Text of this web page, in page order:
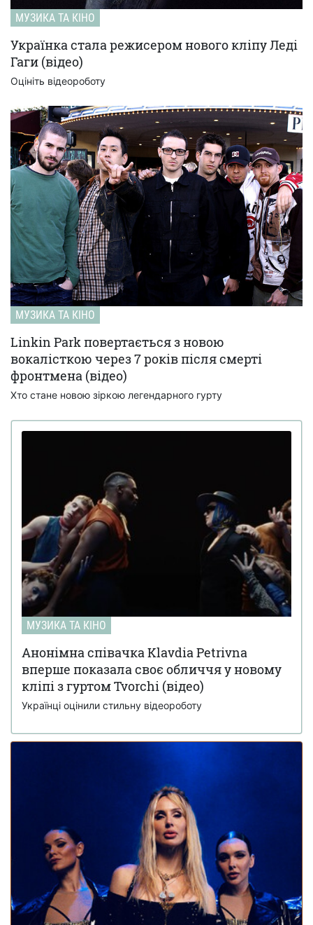
МУЗИКА ТА КІНО
Українка стала режисером нового кліпу Леді
Гаги (відео)
Оцініть відеороботу
МУЗИКА ТА КІНО
Linkin Park повертається з новою
вокалісткою через 7 років після смерті
фронтмена (відео)
Хто стане новою зіркою легендарного гурту
МУЗИКА ТА КІНО
Анонімна співачка Klavdia Petrivna
вперше показала своє обличчя у новому
кліпі з гуртом Tvorchi (відео)
Українці оцінили стильну відеороботу